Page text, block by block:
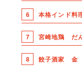
6 本格インド料
7 宮崎地鶏 だ
8 餃子酒家 金